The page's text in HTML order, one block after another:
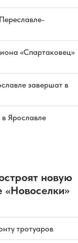
«Спартаковец»
завершат в
Ярославле
новую
«Новоселки»
тротуаров